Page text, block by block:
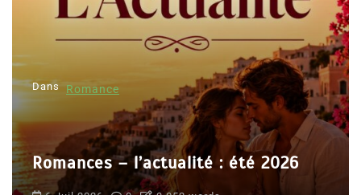
Dans Romance
Romances – l’actualité : été 2026